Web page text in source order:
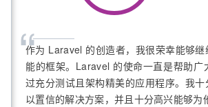
“
作为 Laravel 的创造者，我很荣幸能够
能的框架。Laravel 的使命一直是帮助
过充分测试且架构精美的应用程序。我
以置信的解决方案，并且十分高兴能够为